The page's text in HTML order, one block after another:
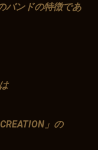
バンドの特徴であ
」の